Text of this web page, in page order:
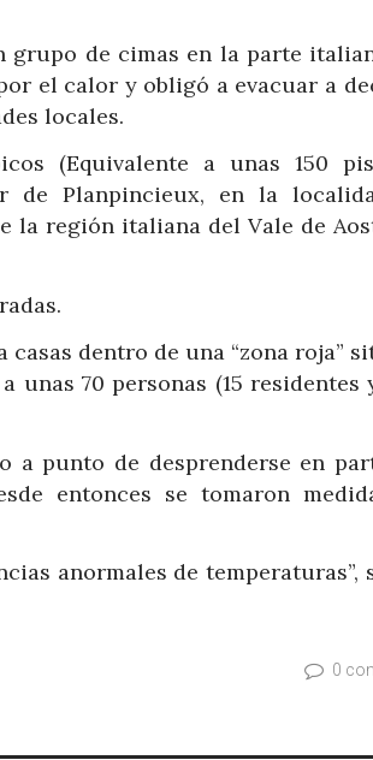
grupo de cimas en la parte
el calor y obligó a evacuar a
locales.
(Equivalente a unas 150
de Planpincieux, en la
la región italiana del Vale de
dentro de una “zona roja”
70 personas (15 residentes
a punto de desprenderse en
entonces se tomaron
anormales de temperaturas”,
0